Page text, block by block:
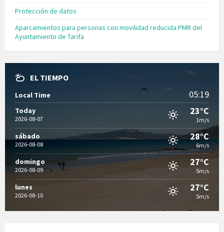
Protección de datos
Aparcamientos para personas con movilidad reducida PMR del
Ayuntamiento de Tarifa
EL TIEMPO
Local Time 05:19
Today
2026-08-07
23°C
1m/s
sábado
2026-08-08
28°C
6m/s
domingo
2026-08-09
27°C
5m/s
lunes
2026-08-10
27°C
5m/s